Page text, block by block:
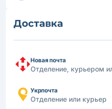
Доставка
Новая почта
Отделение, курьером
Укрпочта
Отделение или курьер